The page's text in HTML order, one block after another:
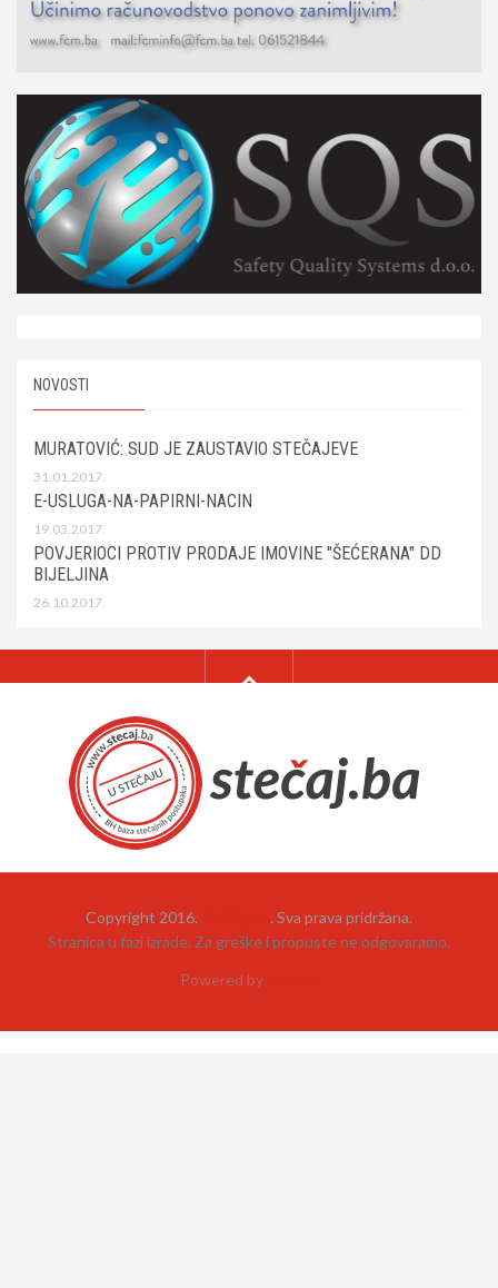
NOVOSTI
MURATOVIĆ: SUD JE ZAUSTAVIO STEČAJEVE
31.01.2017.
E-USLUGA-NA-PAPIRNI-NACIN
19.03.2017.
POVJERIOCI PROTIV PRODAJE IMOVINE "ŠEĆERANA" DD
BIJELJINA
26.10.2017.
Copyright 2016.
. Sva prava pridržana.
Stranica u fazi izrade. Za greške i propuste ne odgovaramo.
Powered by